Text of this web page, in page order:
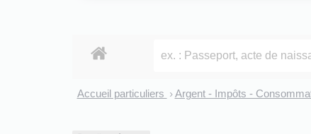
Accueil particuliers > Argent - Impôts -